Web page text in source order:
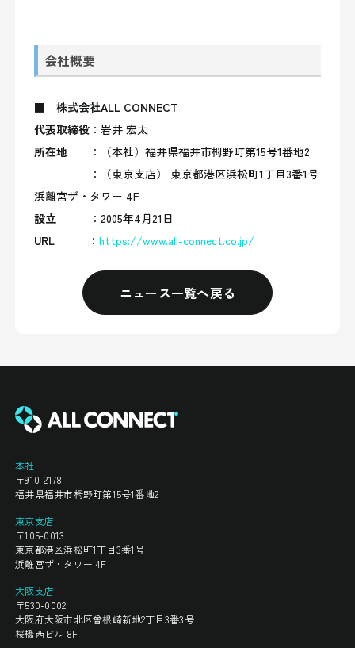
会社概要
■ 株式会社ALL CONNECT
代表取締役 ：岩井 宏太
所在地
：（本社）福井県福井市栂野町第15号1番地2
：（東京支店） 東京都港区浜松町1丁目3番1号
浜離宮ザ・タワー 4F
設立 ：2005年4月21日
URL
：https://www.all-connect.co.jp/
ニュース一覧へ戻る
本社
〒910-2178
福井県福井市栂野町第15号1番地2
東京支店
〒105-0013
東京都港区浜松町1丁目3番1号
浜離宮ザ・タワー 4F
大阪支店
〒530-0002
大阪府大阪市北区曾根崎新地2丁目3番3号
桜橋西ビル 8F